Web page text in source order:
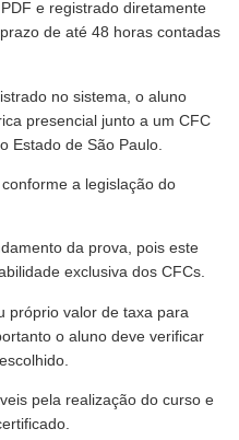
e registrado diretamente
de até 48 horas contadas
no sistema, o aluno
presencial junto a um CFC
Estado de São Paulo.
a legislação do
da prova, pois este
exclusiva dos CFCs.
próprio valor de taxa para
o aluno deve verificar
pela realização do curso e